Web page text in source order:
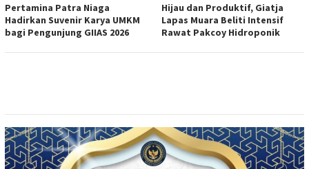
Pertamina Patra Niaga
Hadirkan Suvenir Karya UMKM
bagi Pengunjung GIIAS 2026
Hijau dan Produktif, Giatja
Lapas Muara Beliti Intensif
Rawat Pakcoy Hidroponik